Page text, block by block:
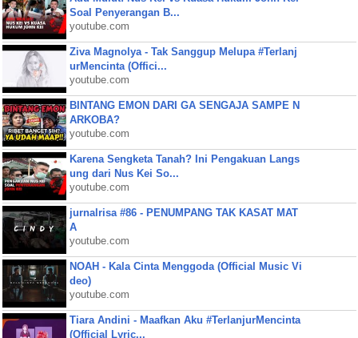
Soal Penyerangan B...
youtube.com
Ziva Magnolya - Tak Sanggup Melupa #Terlanj
urMencinta (Offici...
youtube.com
BINTANG EMON DARI GA SENGAJA SAMPE N
ARKOBA?
youtube.com
Karena Sengketa Tanah? Ini Pengakuan Langs
ung dari Nus Kei So...
youtube.com
jurnalrisa #86 - PENUMPANG TAK KASAT MAT
A
youtube.com
NOAH - Kala Cinta Menggoda (Official Music Vi
deo)
youtube.com
Tiara Andini - Maafkan Aku #TerlanjurMencinta
(Official Lyric...